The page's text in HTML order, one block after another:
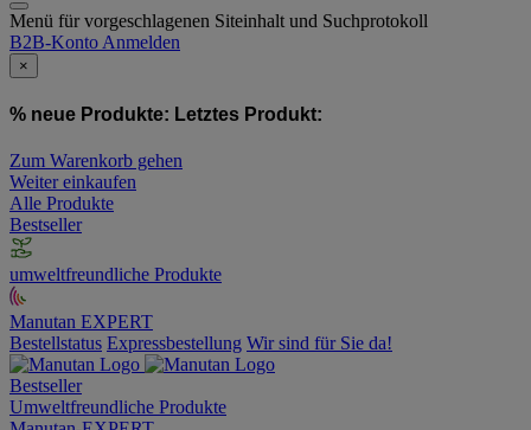
Menü für vorgeschlagenen Siteinhalt und Suchprotokoll
B2B-Konto Anmelden
×
% neue Produkte: Letztes Produkt:
Zum Warenkorb gehen
Weiter einkaufen
Alle Produkte
Bestseller
umweltfreundliche Produkte
Manutan EXPERT
Bestellstatus Expressbestellung Wir sind für Sie da!
Bestseller
Umweltfreundliche Produkte